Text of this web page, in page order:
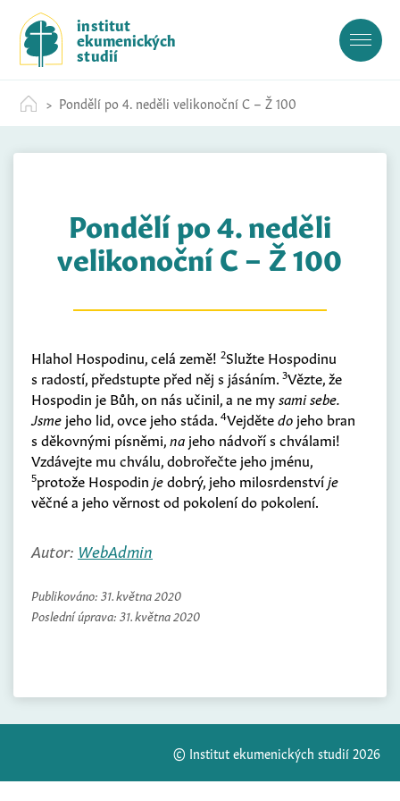
c
institut
ekumenických
studií
Pondělí po 4. neděli velikonoční C – Ž 100
Pondělí po 4. neděli
velikonoční C – Ž 100
Hlahol Hospodinu, celá země! 2Služte Hospodinu
s radostí, předstupte před něj s jásáním. 3Vězte, že
Hospodin je Bůh, on nás učinil, a ne mysami sebe.
Jsme jeho lid, ovce jeho stáda. 4Vejdětedo jeho bran
s děkovnými písněmi,na jeho nádvoří s chválami!
Vzdávejte mu chválu, dobrořečte jeho jménu,
5protože Hospodin jedobrý, jeho milosrdenstvíje
věčné a jeho věrnost od pokolení do pokolení.
Autor: WebAdmin
Publikováno: 31. května 2020
Poslední úprava: 31. května 2020
© Institut ekumenických studií 2026